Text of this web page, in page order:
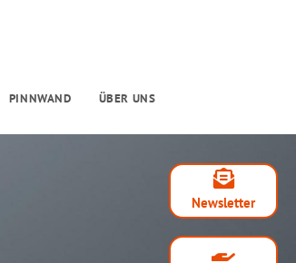
PINNWAND ÜBER UNS
Newsletter